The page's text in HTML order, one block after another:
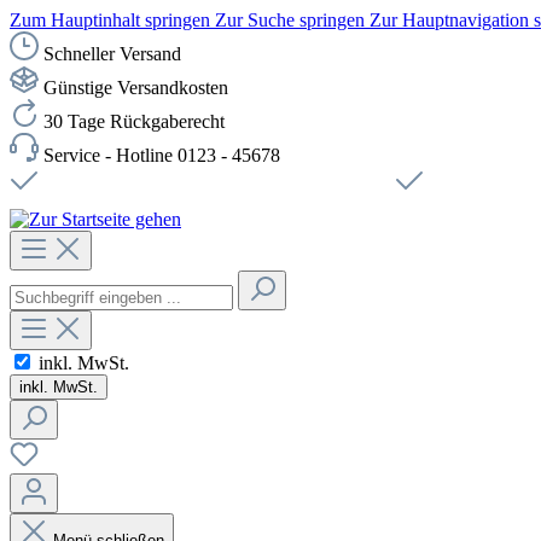
Zum Hauptinhalt springen Zur Suche springen Zur Hauptnavigation
Schneller Versand
Günstige Versandkosten
30 Tage Rückgaberecht
Service - Hotline 0123 - 45678
inkl. MwSt.
inkl. MwSt.